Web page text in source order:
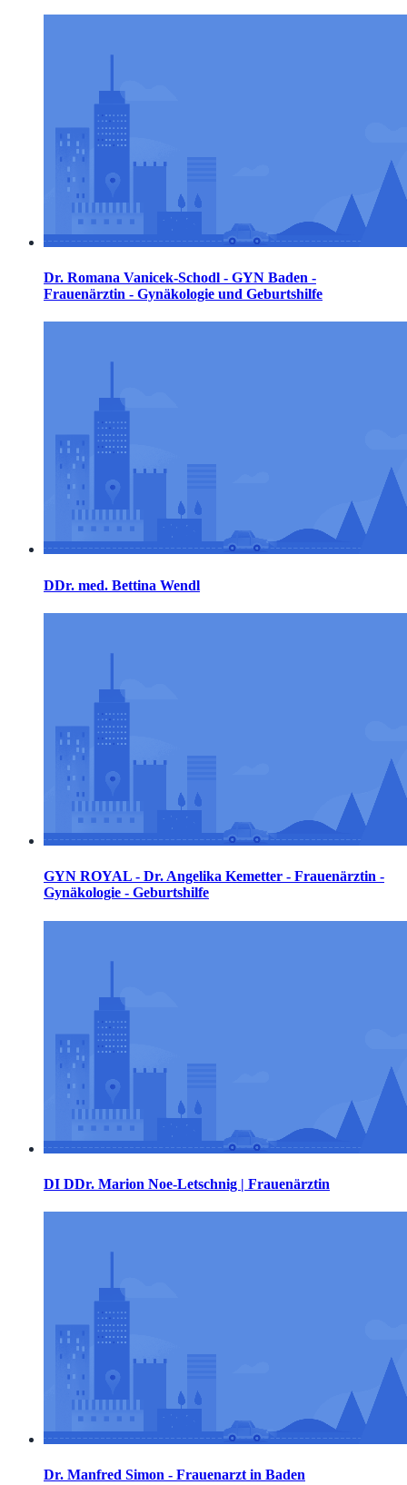
Dr. Romana Vanicek-Schodl - GYN Baden -
Frauenärztin - Gynäkologie und Geburtshilfe
DDr. med. Bettina Wendl
GYN ROYAL - Dr. Angelika Kemetter - Frauenärztin -
Gynäkologie - Geburtshilfe
DI DDr. Marion Noe-Letschnig | Frauenärztin
Dr. Manfred Simon - Frauenarzt in Baden